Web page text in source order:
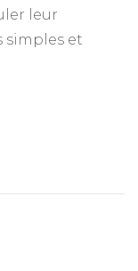
leur
simples et